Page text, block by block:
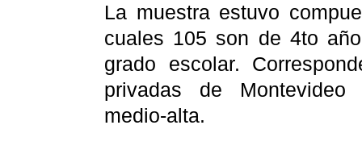
La muestra estuvo
cuales 105 son de 4to
grado escolar.
privadas de Montevideo
medio-alta.